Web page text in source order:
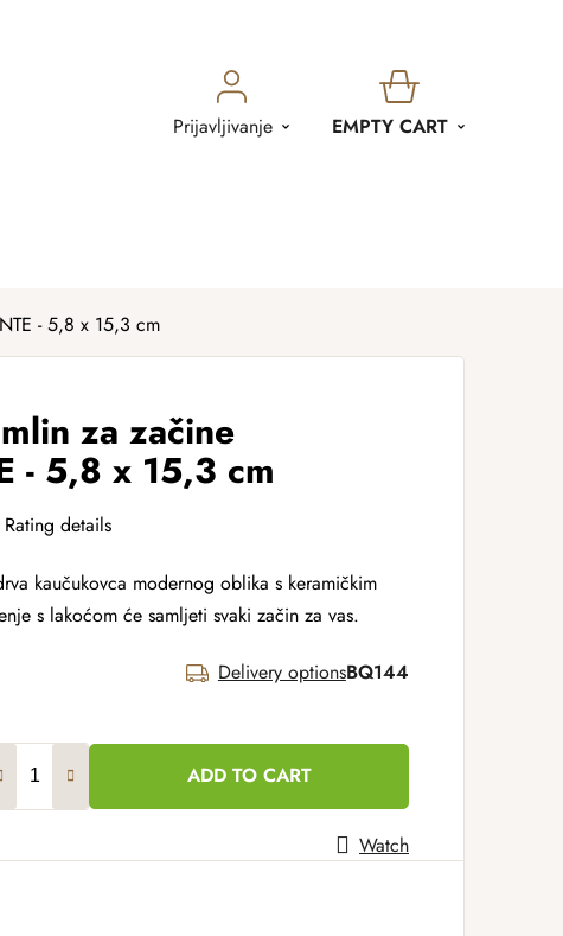
Prijavljivanje
SHOPPING
EMPTY CART
- 5,8 x 15,3 cm
za začine
- 5,8 x 15,3 cm
Rating details
kaučukovca modernog oblika s keramičkim
s lakoćom će samljeti svaki začin za vas.
Delivery optionsBQ144
ADD TO CART
Watch